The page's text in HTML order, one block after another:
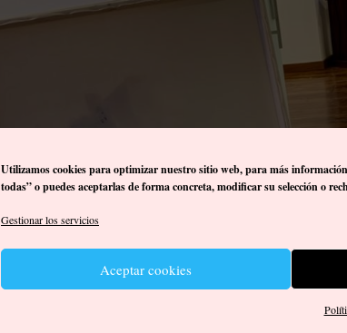
Utilizamos cookies para optimizar nuestro sitio web, para más
todas” o puedes aceptarlas de forma concreta, modificar su selección o
Gestionar los servicios
Aceptar cookies